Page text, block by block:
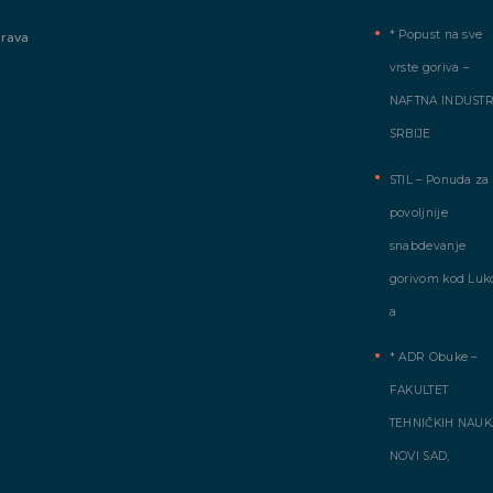
* Popust na sve
vrste goriva –
NAFTNA
SRBIJE
STIL – Ponuda za
povoljnije
snabdevanje
gorivom kod
a
* ADR Obuke –
FAKULTET
TEHNIČKIH
NOVI SAD,